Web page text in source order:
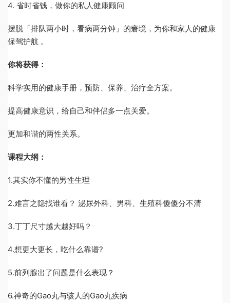
4. 省时省钱，做你的私人健康顾问
摆脱「排队两小时，看病两分钟」的窘境，为你和家人的健康
保驾护航 。
你将获得：
科学实用的健康手册，预防、保养、治疗全方案。
提高健康意识，给自己和伴侣多一点关爱。
更加和谐的两性关系。
课程大纲：
1.其实你不懂的男性生理
2.难言之隐找谁看？ 泌尿外科、男科、生殖科傻傻分不清
3.丁丁尺寸越大越好吗？
4.想更大更长，吃什么靠谱?
5.前列腺出了问题是什么表现？
6.神奇的Gao丸与骇人的Gao丸疾病